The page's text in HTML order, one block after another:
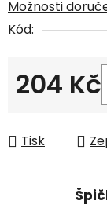
Možnosti
Kód:
204 Kč
Tisk